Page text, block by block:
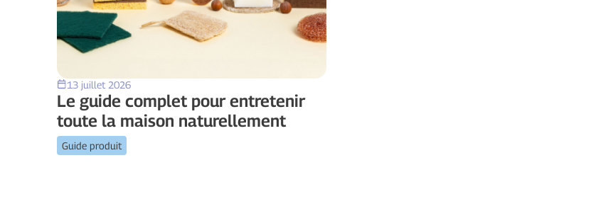
13 juillet 2026
Le guide complet pour entretenir
toute la maison naturellement
Guide produit